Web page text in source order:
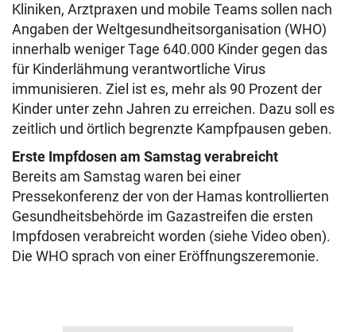
Kliniken, Arztpraxen und mobile Teams sollen nach
Angaben der Weltgesundheitsorganisation (WHO)
innerhalb weniger Tage 640.000 Kinder gegen das
für Kinderlähmung verantwortliche Virus
immunisieren. Ziel ist es, mehr als 90 Prozent der
Kinder unter zehn Jahren zu erreichen. Dazu soll es
zeitlich und örtlich begrenzte Kampfpausen geben.
Erste Impfdosen am Samstag verabreicht
Bereits am Samstag waren bei einer
Pressekonferenz der von der Hamas kontrollierten
Gesundheitsbehörde im Gazastreifen die ersten
Impfdosen verabreicht worden (siehe Video oben).
Die WHO sprach von einer Eröffnungszeremonie.